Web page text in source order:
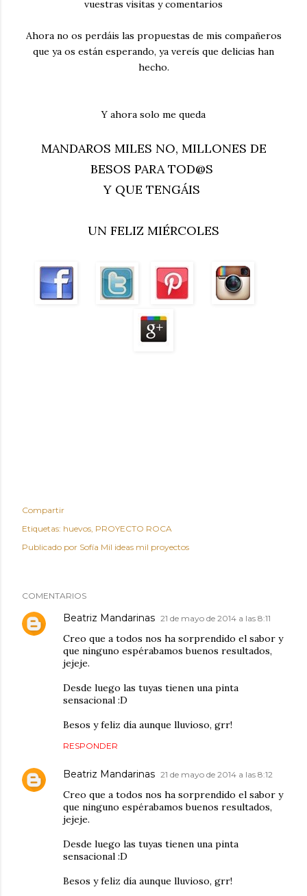
vuestras visitas y comentarios
Ahora no os perdáis las propuestas de mis compañeros
que ya os están esperando, ya vereís que delicias han
hecho.
Y ahora solo me queda
MANDAROS MILES NO, MILLONES DE
BESOS PARA TOD@S
Y QUE TENGÁIS
UN FELIZ MIÉRCOLES
Compartir
Etiquetas: huevos PROYECTO ROCA
Publicado por Sofía Mil ideas mil proyectos
COMENTARIOS
Beatriz Mandarinas 21 de mayo de 2014 a las 8:11
Creo que a todos nos ha sorprendido el sabor y
que ninguno espérabamos buenos resultados,
jejeje.
Desde luego las tuyas tienen una pinta
sensacional :D
Besos y feliz día aunque lluvioso, grr!
RESPONDER
Beatriz Mandarinas 21 de mayo de 2014 a las 8:12
Creo que a todos nos ha sorprendido el sabor y
que ninguno espérabamos buenos resultados,
jejeje.
Desde luego las tuyas tienen una pinta
sensacional :D
Besos y feliz día aunque lluvioso, grr!